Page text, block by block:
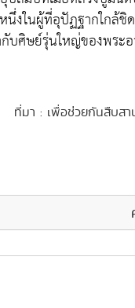
งในผู้ที่อุปัฏฐากใกล้ชิด
ศิษย์รุ่นใหญ่ของพระ
ที่มา : เพื่อช่วยกันสืบส